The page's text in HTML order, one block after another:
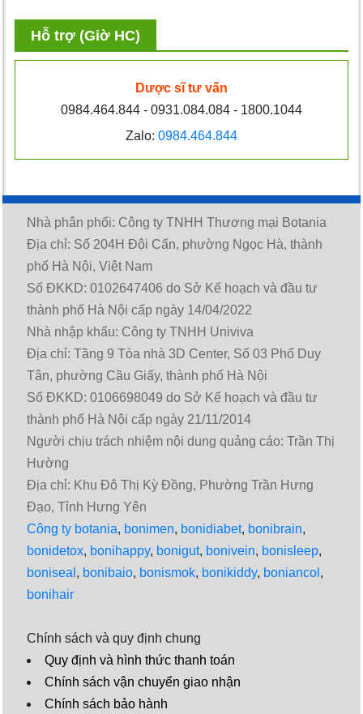
Hỗ trợ (Giờ HC)
Dược sĩ tư vấn
0984.464.844 - 0931.084.084 - 1800.1044
Zalo: 0984.464.844
Nhà phân phối: Công ty TNHH Thương mại Botania
Địa chỉ: Số 204H Đội Cấn, phường Ngọc Hà, thành
phố Hà Nội, Việt Nam
Số ĐKKD: 0102647406 do Sở Kế hoạch và đầu tư
thành phố Hà Nội cấp ngày 14/04/2022
Nhà nhập khẩu: Công ty TNHH Univiva
Địa chỉ: Tầng 9 Tòa nhà 3D Center, Số 03 Phố Duy
Tân, phường Cầu Giấy, thành phố Hà Nội
Số ĐKKD: 0106698049 do Sở Kế hoạch và đầu tư
thành phố Hà Nội cấp ngày 21/11/2014
Người chịu trách nhiệm nội dung quảng cáo: Trần Thị
Hường
Địa chỉ: Khu Đô Thị Kỳ Đồng, Phường Trần Hưng
Đạo, Tỉnh Hưng Yên
Công ty botania, bonimen, bonidiabet, bonibrain,
bonidetox, bonihappy, bonigut, bonivein, bonisleep,
boniseal , bonibaio, bonismok, bonikiddy, boniancol ,
bonihair
Chính sách và quy định chung
Quy định và hình thức thanh toán
Chính sách vận chuyển giao nhận
Chính sách bảo hành